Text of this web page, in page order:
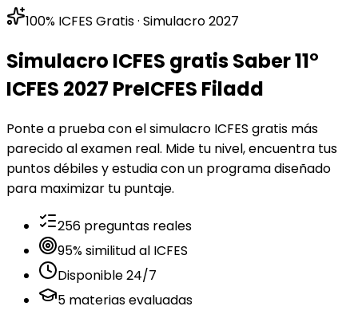
100% ICFES Gratis · Simulacro 2027
Simulacro ICFES gratisSaber 11°
ICFES 2027 PreICFES Filadd
Ponte a prueba con el simulacro ICFES gratis más
parecido al examen real. Mide tu nivel, encuentra tus
puntos débiles y estudia con un programa diseñado
para maximizar tu puntaje.
256 preguntas reales
95% similitud al ICFES
Disponible 24/7
5 materias evaluadas